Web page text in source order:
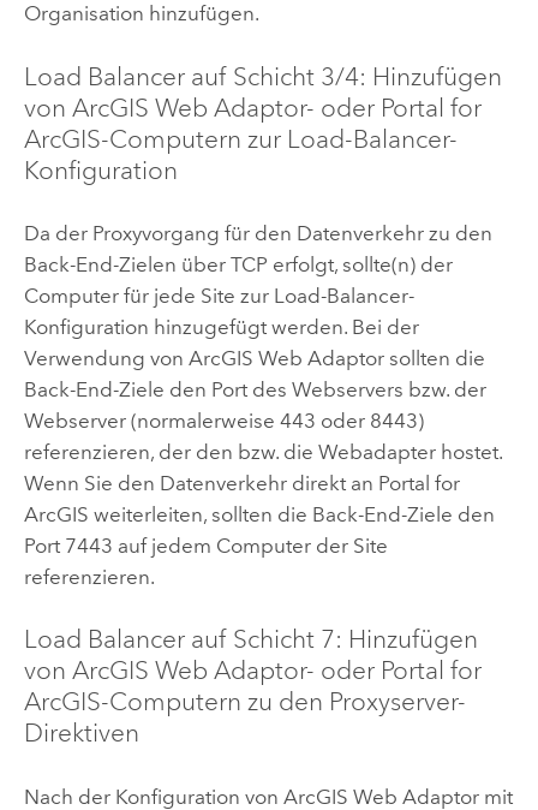
Organisation hinzufügen.
Load Balancer auf Schicht 3/4: Hinzufügen
von ArcGIS Web Adaptor- oder Portal for
ArcGIS-Computern zur Load-Balancer-
Konfiguration
Da der Proxyvorgang für den Datenverkehr zu den
Back-End-Zielen über TCP erfolgt, sollte(n) der
Computer für jede Site zur Load-Balancer-
Konfiguration hinzugefügt werden. Bei der
Verwendung von ArcGIS Web Adaptorsollten die
Back-End-Ziele den Port des Webservers bzw. der
Webserver (normalerweise 443 oder 8443)
referenzieren, der den bzw. die Webadapter hostet.
Wenn Sie den Datenverkehr direkt an Portal for
ArcGIS weiterleiten, sollten die Back-End-Ziele den
Port 7443 auf jedem Computer der Site
referenzieren.
Load Balancer auf Schicht 7: Hinzufügen
von ArcGIS Web Adaptor- oder Portal for
ArcGIS-Computern zu den Proxyserver-
Direktiven
Nach der Konfiguration von ArcGIS Web Adaptormit